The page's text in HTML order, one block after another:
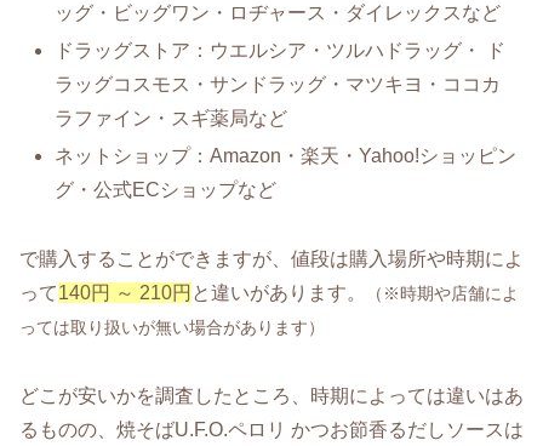
ッグ・ビッグワン・ロヂャース・ダイレックスなど
ドラッグストア：ウエルシア・ツルハドラッグ・ ド
ラッグコスモス・サンドラッグ・マツキヨ・ココカ
ラファイン・スギ薬局など
ネットショップ：Amazon・楽天・Yahoo!ショッピン
グ・公式ECショップなど
で購入することができますが、値段は購入場所や時期によ
って140円 ～ 210円 と違いがあります。
（※時期や店舗によ
っては取り扱いが無い場合があります）
どこが安いかを調査したところ、時期によっては違いはあ
るものの、焼そばU.F.O.ペロリ かつお節香るだしソースは